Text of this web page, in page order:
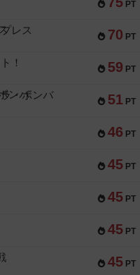
PT
70 PT
レス
59 PT
！
51 PT
・ボンバ
46 PT
45 PT
45 PT
45 PT
45 PT